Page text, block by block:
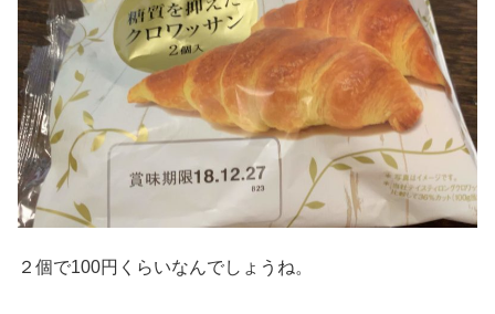
２個で100円くらいなんでしょうね。